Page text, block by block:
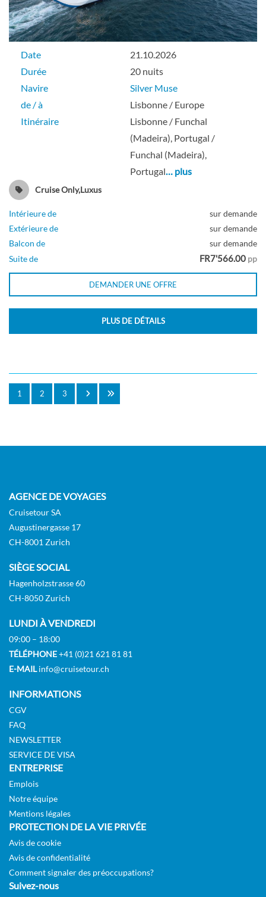
Date
21.10.2026
Durée
20 nuits
Navire
Silver Muse
de / à
Lisbonne / Europe
Itinéraire
Lisbonne / Funchal
(Madeira), Portugal /
Funchal (Madeira),
Portugal… plus
Cruise Only,Luxus
Intérieure de
sur demande
Extérieure de
sur demande
Balcon de
sur demande
Suite de
FR7'566.00 pp
DEMANDER UNE OFFRE
PLUS DE DÉTAILS
1 2 3
AGENCE DE VOYAGES
Cruisetour SA
Augustinergasse 17
CH-8001 Zurich
SIÈGE SOCIAL
Hagenholzstrasse 60
CH-8050 Zurich
LUNDI À VENDREDI
09:00 – 18:00
TÉLÉPHONE+41 (0)21 621 81 81
E-MAILinfo@cruisetour.ch
INFORMATIONS
CGV
FAQ
NEWSLETTER
SERVICE DE VISA
ENTREPRISE
Emplois
Notre équipe
Mentions légales
PROTECTION DE LA VIE PRIVÉE
Avis de cookie
Avis de confidentialité
Comment signaler des préoccupations?
Suivez-nous